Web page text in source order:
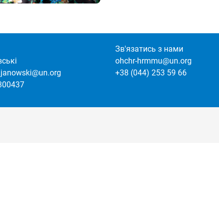
Зв'язатись з нами
ohchr-hrmmu@un.org
+38 (044) 253 59 66